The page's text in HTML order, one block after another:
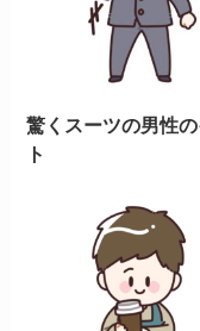
驚くスーツの男性
ト